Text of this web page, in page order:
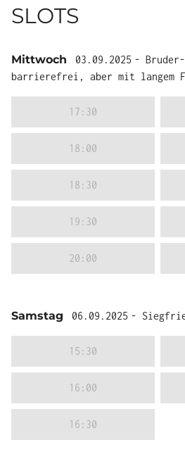
SLOTS
Mittwoch 03.09.2025 -
barrierefrei, aber mit langem
17:30
18:00
18:30
19:30
20:00
Samstag 06.09.2025 -
15:30
16:00
16:30